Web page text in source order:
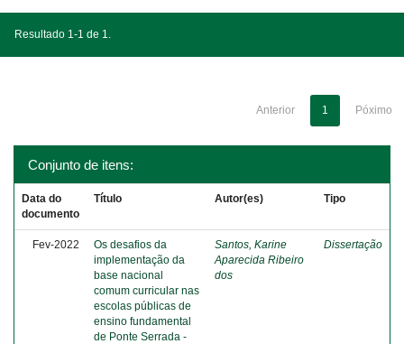
Resultado 1-1 de 1.
Anterior 1 Póximo
Conjunto de itens:
Data do
documento
Título Autor(es) Tipo
Fev-2022
Os desafios da
implementação da
base nacional
comum curricular nas
escolas públicas de
ensino fundamental
de Ponte Serrada -
Santos, Karine
Aparecida Ribeiro
dos
Dissertação